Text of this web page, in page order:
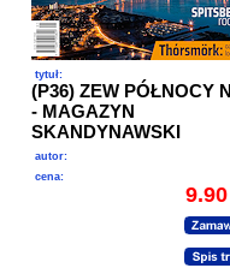
tytuł:
(P36) ZEW PÓŁNOCY
- MAGAZYN
SKANDYNAWSKI
autor:
cena: